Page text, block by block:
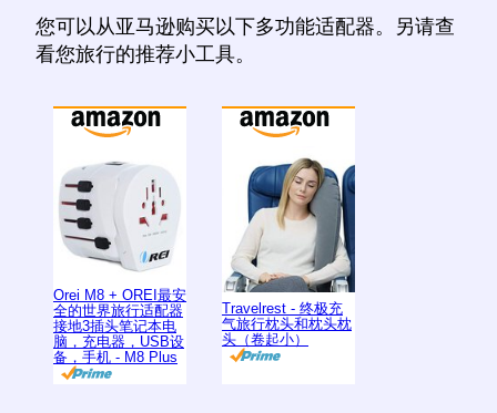
您可以从亚马逊购买以下多功能适配器。另请查
看您旅行的推荐小工具。
Orei M8 + OREI最安
全的世界旅行适配器
接地3插头笔记本电
脑，充电器，USB设
备，手机 - M8 Plus
Travelrest - 终极充
气旅行枕头和枕头枕
头（卷起小）